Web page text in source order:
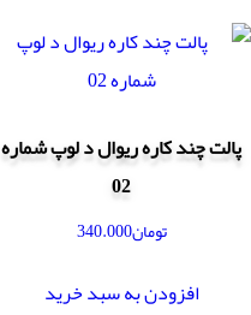
پالت چند کاره ریوال د لوپ شماره
02
تومان340.000
افزودن به سبد خرید